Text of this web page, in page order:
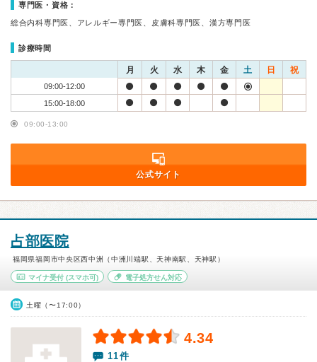
専門医・資格：
総合内科専門医、アレルギー専門医、皮膚科専門医、漢方専門医
診療時間
月 火 水 木 金 土 日 祝
09:00-12:00
15:00-18:00
09:00-13:00
公式サイト
占部医院
福岡県福岡市中央区西中洲（中洲川端駅、天神南駅、天神駅）
マイナ受付 (スマホ可) 電子処方せん対応
土曜（〜17:00）
4.34
11件